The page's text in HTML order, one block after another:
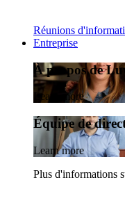
Réunions
Entreprise
À propos de
Learn more
Équipe de
Learn more
Plus d'informations